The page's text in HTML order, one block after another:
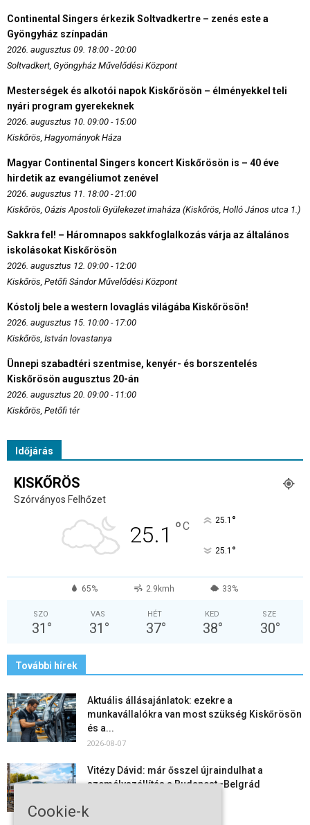
Continental Singers érkezik Soltvadkertre – zenés este a
Gyöngyház színpadán
2026. augusztus 09. 18:00 - 20:00
Soltvadkert, Gyöngyház Művelődési Központ
Mesterségek és alkotói napok Kiskőrösön – élményekkel teli
nyári program gyerekeknek
2026. augusztus 10. 09:00 - 15:00
Kiskőrös, Hagyományok Háza
Magyar Continental Singers koncert Kiskőrösön is – 40 éve
hirdetik az evangéliumot zenével
2026. augusztus 11. 18:00 - 21:00
Kiskőrös, Oázis Apostoli Gyülekezet imaháza (Kiskőrös, Holló János utca 1.)
Sakkra fel! – Háromnapos sakkfoglalkozás várja az általános
iskolásokat Kiskőrösön
2026. augusztus 12. 09:00 - 12:00
Kiskőrös, Petőfi Sándor Művelődési Központ
Kóstolj bele a western lovaglás világába Kiskőrösön!
2026. augusztus 15. 10:00 - 17:00
Kiskőrös, István lovastanya
Ünnepi szabadtéri szentmise, kenyér- és borszentelés
Kiskőrösön augusztus 20-án
2026. augusztus 20. 09:00 - 11:00
Kiskőrös, Petőfi tér
Időjárás
KISKŐRÖS
Szórványos Felhőzet
25.1 °C 25.1 °
25.1 °
65% 2.9kmh 33%
SZO
31 °
VAS
31 °
HÉT
37°
KED
38°
SZE
30°
További hírek
Aktuális állásajánlatok: ezekre a
munkavállalókra van most szükség Kiskőrösön
és a...
2026-08-07
Vitézy Dávid: már ősszel újraindulhat a
személyszállítás a Budapest–Belgrád
2026-08-06
Cookie-k